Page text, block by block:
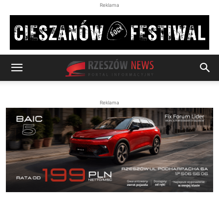
Reklama
Reklama